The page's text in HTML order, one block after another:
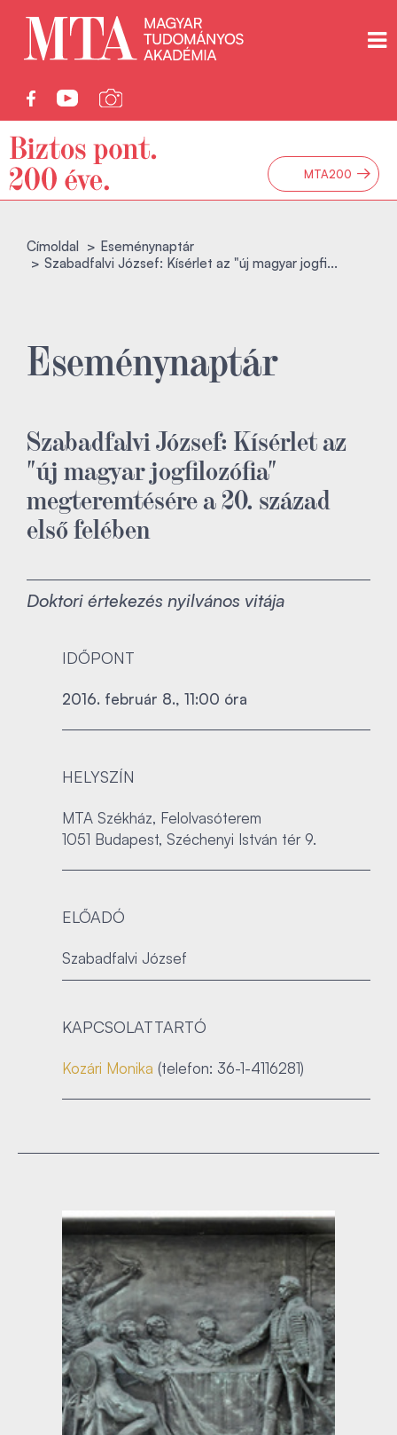
MTA200 →
Címoldal
Eseménynaptár
Szabadfalvi József: Kísérlet az "új magyar jogfi...
Eseménynaptár
Szabadfalvi József: Kísérlet az
"új magyar jogfilozófia"
megteremtésére a 20. század
első felében
Doktori értekezés nyilvános vitája
IDŐPONT
2016. február 8., 11:00 óra
HELYSZÍN
MTA Székház, Felolvasóterem
1051 Budapest, Széchenyi István tér 9.
ELŐADÓ
Szabadfalvi József
KAPCSOLATTARTÓ
Kozári Monika (telefon: 36-1-4116281)